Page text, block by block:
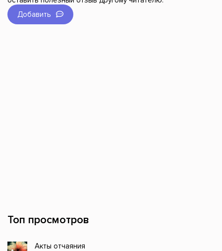
Добавить
Топ просмотров
Акты отчаяния